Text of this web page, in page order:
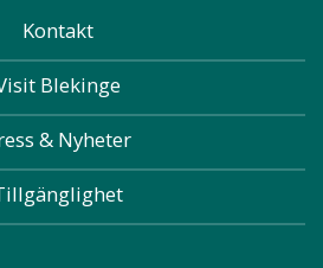
Kontakt
Blekinge
& Nyheter